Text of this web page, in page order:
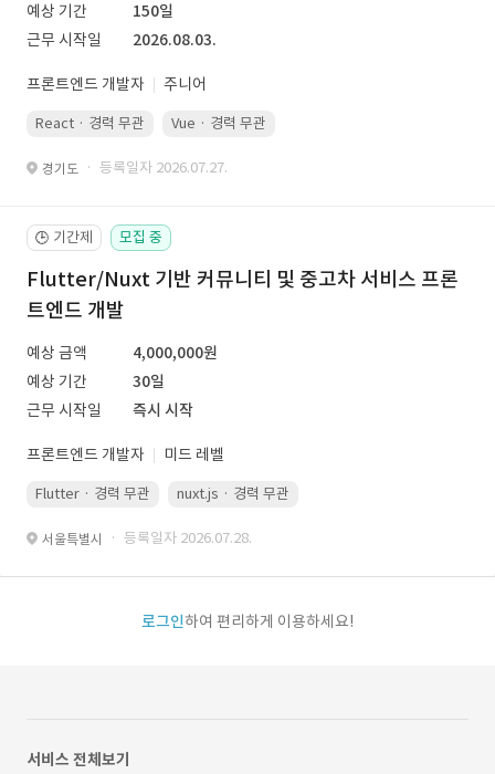
예상 기간
150일
근무 시작일
2026.08.03.
프론트엔드 개발자 주니어
React · 경력 무관 Vue · 경력 무관
경기도 · 등록일자 2026.07.27.
🕒 기간제 모집 중
Flutter/Nuxt 기반 커뮤니티 및 중고차 서비스 프론
트엔드 개발
예상 금액
4,000,000원
예상 기간
30일
근무 시작일
즉시 시작
프론트엔드 개발자 미드 레벨
Flutter · 경력 무관 nuxt.js · 경력 무관
서울특별시 · 등록일자 2026.07.28.
로그인하여 편리하게 이용하세요!
서비스 전체보기